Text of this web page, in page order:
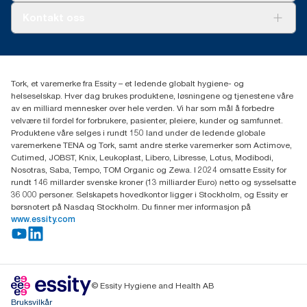
(+47) 22 70 62 00
Fredrik Selmers vei 6
0603 OSLO
Tork, et varemerke fra Essity – et ledende globalt hygiene- og
helseselskap. Hver dag brukes produktene, løsningene og tjenestene våre
av en milliard mennesker over hele verden. Vi har som mål å forbedre
velvære til fordel for forbrukere, pasienter, pleiere, kunder og samfunnet.
Produktene våre selges i rundt 150 land under de ledende globale
varemerkene TENA og Tork, samt andre sterke varemerker som Actimove,
Cutimed, JOBST, Knix, Leukoplast, Libero, Libresse, Lotus, Modibodi,
Nosotras, Saba, Tempo, TOM Organic og Zewa. I 2024 omsatte Essity for
rundt 146 millarder svenske kroner (13 milliarder Euro) netto og sysselsatte
36 000 personer. Selskapets hovedkontor ligger i Stockholm, og Essity er
børsnotert på Nasdaq Stockholm. Du finner mer informasjon på
www.essity.com
© Essity Hygiene and Health AB
Bruksvilkår